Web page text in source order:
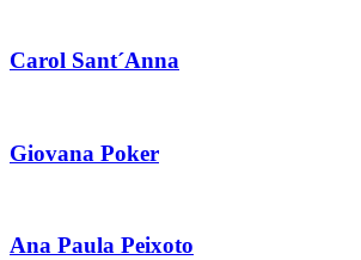
Carol Sant´Anna
Giovana Poker
Ana Paula Peixoto